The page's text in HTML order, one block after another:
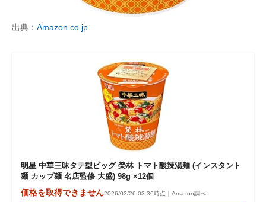
企業向けIT製品の総合サイト
製造業のIT導入・活用を支援
モノづくり技術者専門サイト
エレクトロニクス専門サイト
エネルギーの専門メディア
建設×テクノロジーの最前線
出典： Amazon.co.jp
明星 中華三昧タテ型ビッグ 榮林 トマト酸辣湯麺 (インスタント
麺 カップ麺 名店監修 大盛) 98g ×12個
価格を取得できません2026/03/26 03:36時点｜Amazon調べ